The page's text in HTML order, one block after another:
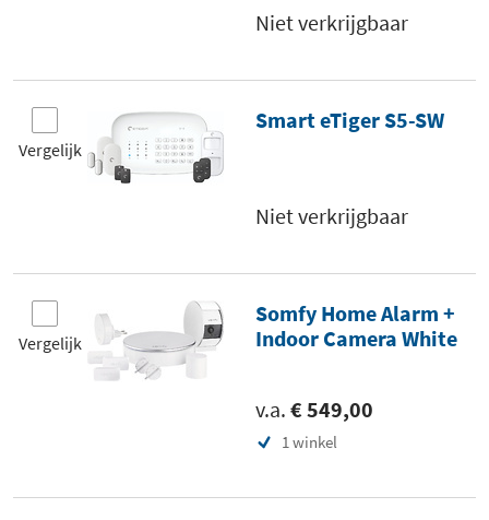
Niet verkrijgbaar
Vergelijk
Smart eTiger S5-SW
Niet verkrijgbaar
Vergelijk
Somfy Home Alarm +
Indoor Camera White
v.a. € 549,00
1 winkel